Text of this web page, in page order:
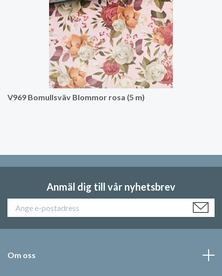
V969 Bomullsväv Blommor rosa (5 m)
Anmäl dig till vår nyhetsbrev
Om oss